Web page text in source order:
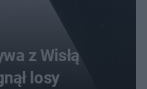
z Wisłą
losy